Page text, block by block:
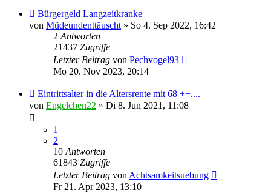
Bürgergeld Langzeitkranke
von Müdeundenttäuscht» So 4. Sep 2022, 16:42
2Antworten
21437 Zugriffe
Letzter Beitrag von Pechvogel93
Mo 20. Nov 2023, 20:14
Eintrittsalter in die Altersrente mit 68 ++....
von Engelchen22 » Di 8. Jun 2021, 11:08
1
2
10Antworten
61843 Zugriffe
Letzter Beitrag vonAchtsamkeitsuebung
Fr 21. Apr 2023, 13:10